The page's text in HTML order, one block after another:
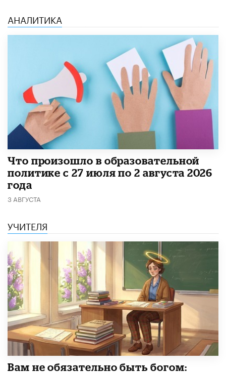
АНАЛИТИКА
​Что произошло в образовательной
политике с 27 июля по 2 августа 2026
года
3 АВГУСТА
УЧИТЕЛЯ
​Вам не обязательно быть богом: